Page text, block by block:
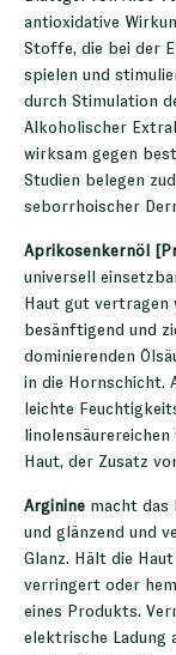
antioxidative
Stoffe, die bei der
spielen und
durch Stimulation
Alkoholischer
wirksam gegen
Studien belegen
seborrhoischer
Aprikosenkernöl
universell
Haut gut
besänftigend und
dominierenden
in die Hornschicht.
leichte
Haut, der Zusatz
Arginine macht das
und glänzend und
Glanz. Hält die
verringert oder
eines Produkts.
elektrische Ladung